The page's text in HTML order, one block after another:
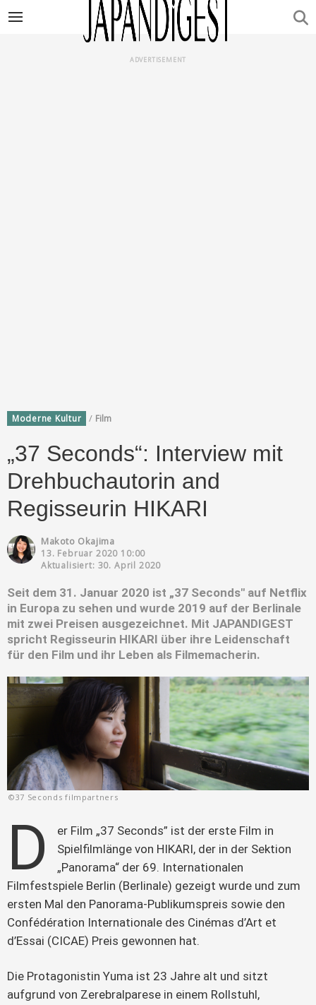
ADVERTISEMENT
Moderne Kultur / Film
„37 Seconds“: Interview mit
Drehbuchautorin and
Regisseurin HIKARI
Makoto Okajima
13. Februar 2020 10:00
Aktualisiert: 30. April 2020
Seit dem 31. Januar 2020 ist „37 Seconds" auf Netflix
in Europa zu sehen und wurde 2019 auf der Berlinale
mit zwei Preisen ausgezeichnet. Mit JAPANDIGEST
spricht Regisseurin HIKARI über ihre Leidenschaft
für den Film und ihr Leben als Filmemacherin.
©37 Seconds filmpartners
D
er Film „37 Seconds” ist der erste Film in
Spielfilmlänge von HIKARI, der in der Sektion
„Panorama“ der 69. Internationalen
Filmfestspiele Berlin (Berlinale) gezeigt wurde und zum
ersten Mal den Panorama-Publikumspreis sowie den
Confédération Internationale des Cinémas d’Art et
d’Essai (CICAE) Preis gewonnen hat.
Die Protagonistin Yuma ist 23 Jahre alt und sitzt
aufgrund von Zerebralparese in einem Rollstuhl,